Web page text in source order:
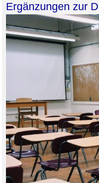
Ergänzungen zur